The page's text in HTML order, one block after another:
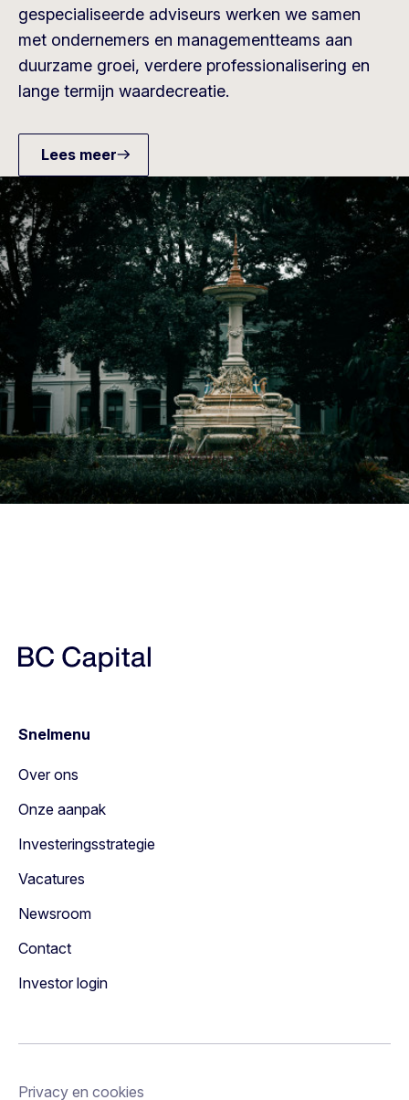
gespecialiseerde adviseurs werken we samen
met ondernemers en managementteams aan
duurzame groei, verdere professionalisering en
lange termijn waardecreatie.
Lees meer
Snelmenu
Over ons
Onze aanpak
Investeringsstrategie
Vacatures
Newsroom
Contact
Investor login
Privacy en cookies